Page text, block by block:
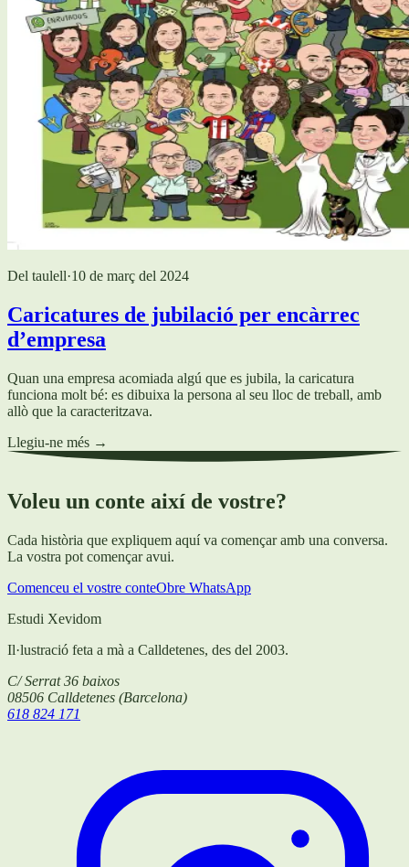
Del taulell·10 de març del 2024
Caricatures de jubilació per encàrrec
d’empresa
Quan una empresa acomiada algú que es jubila, la caricatura
funciona molt bé: es dibuixa la persona al seu lloc de treball, amb
allò que la caracteritzava.
Llegiu-ne més →
Voleu un conte així de vostre?
Cada història que expliquem aquí va començar amb una conversa.
La vostra pot començar avui.
Comenceu el vostre conteObre WhatsApp
Estudi Xevidom
Il·lustració feta a mà a Calldetenes, des del 2003.
C/ Serrat 36 baixos
08506 Calldetenes (Barcelona)
618 824 171